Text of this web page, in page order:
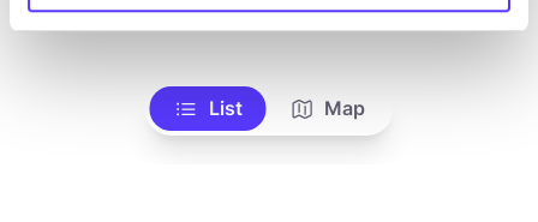
Ajouter à l'itinéraire Visiter la boutique en ligne
List Map